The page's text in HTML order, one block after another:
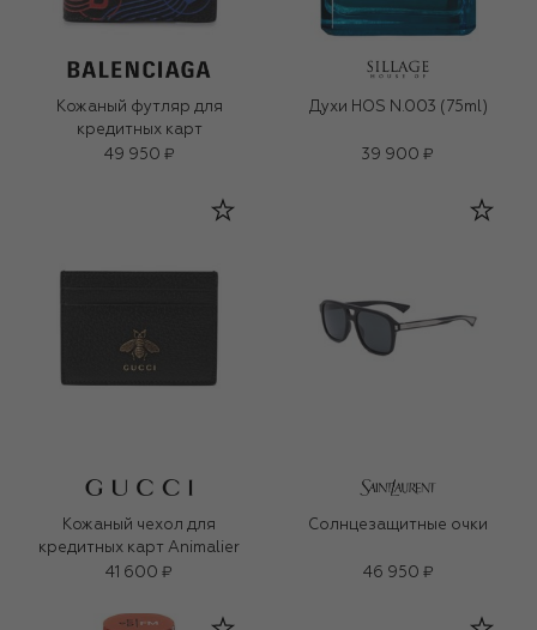
Кожаный футляр для
кредитных карт
49 950 ₽
Духи HOS N.003 (75ml)
39 900 ₽
Кожаный чехол для
кредитных карт Animalier
41 600 ₽
Солнцезащитные очки
46 950 ₽